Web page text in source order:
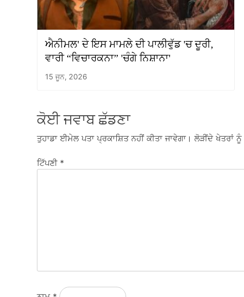
ਐਨੀਮਲ' ਦੇ ਇਸ ਮਾਮਲੇ ਦੀ ਪਾਲੀਵੁੱਡ 'ਚ ਦੂਰੀ,
ਵਾਰੀ “ਵਿਚਾਰਕਨਾ” 'ਚੰਗੇ ਨਿਸ਼ਾਨਾ'
15 ਜੂਨ, 2026
ਕੋਈ ਜਵਾਬ ਛੱਡਣਾ
ਤੁਹਾਡਾ ਈਮੇਲ ਪਤਾ ਪ੍ਰਕਾਸ਼ਿਤ ਨਹੀਂ ਕੀਤਾ ਜਾਵੇਗਾ। ਲੋੜੀਂਦੇ ਖੇਤਰਾਂ ਨੂੰ
ਟਿੱਪਣੀ *